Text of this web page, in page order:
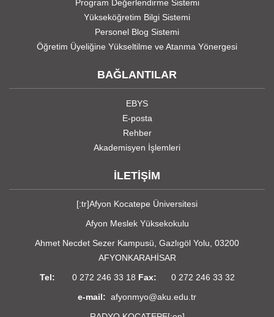
Program Değerlendirme Sistemi
Yükseköğretim Bilgi Sistemi
Personel Blog Sistemi
Öğretim Üyeliğine Yükseltilme ve Atanma Yönergesi
BAĞLANTILAR
EBYS
E-posta
Rehber
Akademisyen İşlemleri
İLETİŞİM
[:tr]Afyon Kocatepe Üniversitesi
Afyon Meslek Yüksekokulu
Ahmet Necdet Sezer Kampusü, Gazlıgöl Yolu, 03200
AFYONKARAHİSAR
Tel: 0 272 246 33 18 Fax: 0 272 246 33 32
e-mail: afyonmyo@aku.edu.tr